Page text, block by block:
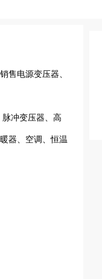
售电源变压器、
冲变压器、高
器、空调、恒温
备，资源配备能
满意”为提高产
，员工携手共